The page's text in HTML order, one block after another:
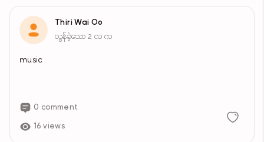
Thiri Wai Oo
လွန်ခဲ့သော 2 လ က
music
0 comment
16 views